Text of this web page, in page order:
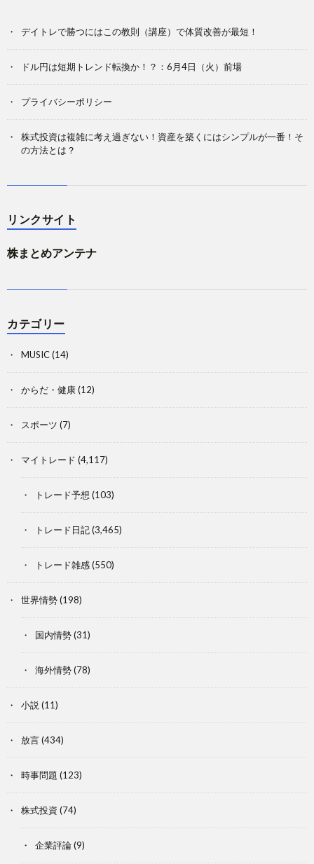
デイトレで勝つにはこの教則（講座）で体質改善が最短！
ドル円は短期トレンド転換か！？：6月4日（火）前場
プライバシーポリシー
株式投資は複雑に考え過ぎない！資産を築くにはシンプルが一番！そ
の方法とは？
リンクサイト
株まとめアンテナ
カテゴリー
MUSIC(14)
からだ・健康(12)
スポーツ (7)
マイトレード (4,117)
トレード予想 (103)
トレード日記(3,465)
トレード雑感(550)
世界情勢(198)
国内情勢(31)
海外情勢(78)
小説 (11)
放言(434)
時事問題 (123)
株式投資 (74)
企業評論(9)